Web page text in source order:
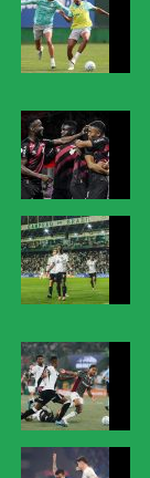
WhatsApp
Facebook
Twitter
Messenger
LinkedIn
Share